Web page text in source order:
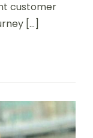
customer
[…]